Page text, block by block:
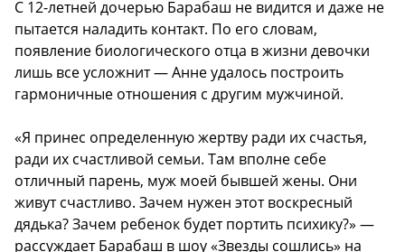
С 12-летней дочерью Барабаш не видится и даже не
пытается наладить контакт. По его словам,
появление биологического отца в жизни девочки
лишь все усложнит — Анне удалось построить
гармоничные отношения с другим мужчиной.
«Я принес определенную жертву ради их счастья,
ради их счастливой семьи. Там вполне себе
отличный парень, муж моей бывшей жены. Они
живут счастливо. Зачем нужен этот воскресный
дядька? Зачем ребенок будет портить психику?» —
рассуждает Барабаш в шоу «Звезды сошлись» на